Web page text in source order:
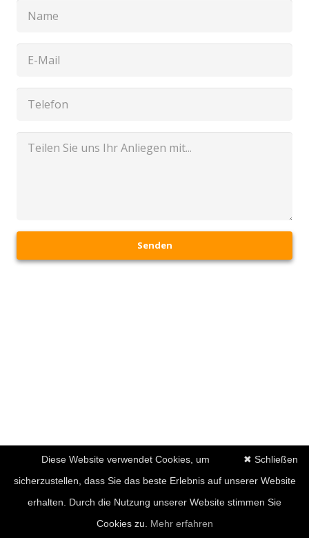
Senden
✖ Schließen
Diese Website verwendet Cookies, um
sicherzustellen, dass Sie das beste Erlebnis auf unserer Website
erhalten. Durch die Nutzung unserer Website stimmen Sie
Cookies zu. Mehr erfahren